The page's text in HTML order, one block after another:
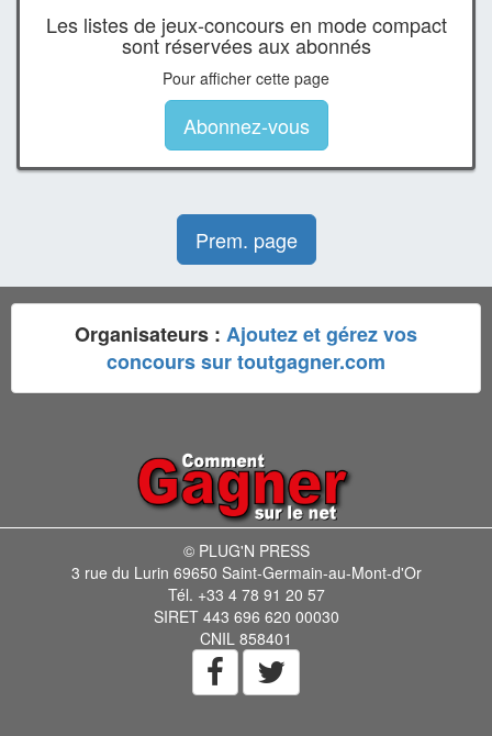
Les listes de jeux-concours en mode compact
sont réservées aux abonnés
Pour afficher cette page
Abonnez-vous
Prem. page
Organisateurs : Ajoutez et gérez vos
concours sur toutgagner.com
© PLUG'N PRESS
3 rue du Lurin 69650 Saint-Germain-au-Mont-d'Or
Tél. +33 4 78 91 20 57
SIRET 443 696 620 00030
CNIL 858401